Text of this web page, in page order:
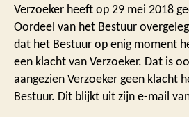
Verzoeker heeft op 29 mei 2018
Oordeel van het Bestuur
dat het Bestuur op enig moment
een klacht van Verzoeker. Dat is
aangezien Verzoeker geen klacht
Bestuur. Dit blijkt uit zijn e-mail